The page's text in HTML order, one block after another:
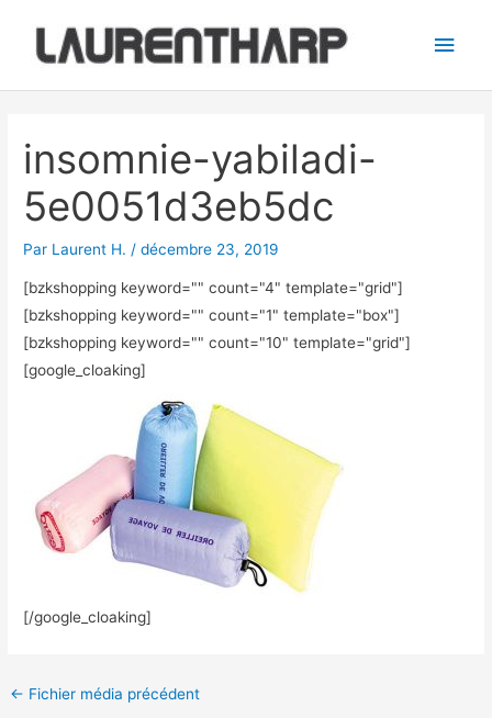
contenu
insomnie-yabiladi-
5e0051d3eb5dc
Par Laurent H. /décembre 23, 2019
[bzkshopping keyword="" count="4" template="grid"]
[bzkshopping keyword="" count="1" template="box"]
[bzkshopping keyword="" count="10" template="grid"]
[google_cloaking]
[/google_cloaking]
articles
← Fichier média précédent